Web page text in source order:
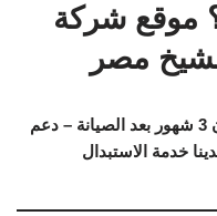
موقع شركة
مصر
قطع غيار اصلية متوفرة دائما – ضمان 3 شهور بعد الصيانة – دعم